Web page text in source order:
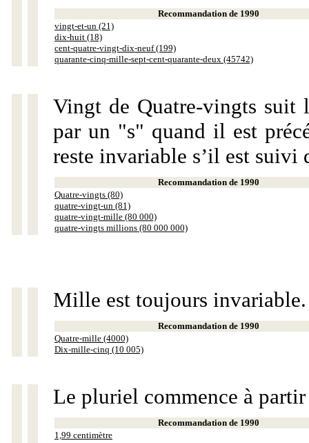
Recommandation de 1990
vingt-et-un (21)
dix-huit (18)
cent-quatre-vingt-dix-neuf (199)
quarante-cinq-mille-sept-cent-quarante-deux (45742)
Vingt de Quatre-vingts suit
par un "s" quand il est
reste invariable s’il est suivi
Recommandation de 1990
Quatre-vingts (80)
quatre-vingt-un (81)
quatre-vingt-mille (80 000)
quatre-vingts millions (80 000 000)
Mille est toujours invariable.
Recommandation de 1990
Quatre-mille (4000)
Dix-mille-cinq (10 005)
Le pluriel commence à
Recommandation de 1990
1,99 centimètre